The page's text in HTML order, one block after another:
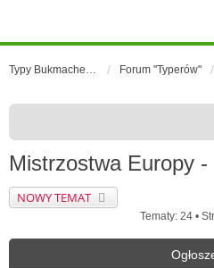
Typy Bukmacherskie Forum Forum "Typerów"
Mistrzostwa Europy -
NOWY TEMAT
Tematy: 24 •